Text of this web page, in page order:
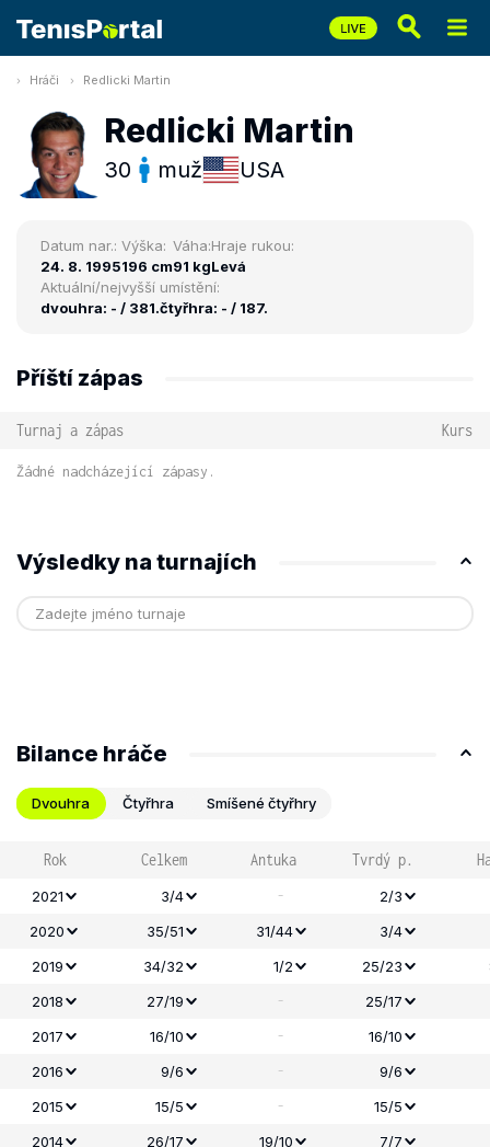
Hráči Redlicki Martin
Redlicki Martin
30 muž USA
Datum nar.:
24. 8. 1995
Výška:
196 cm
Váha:
91 kg
Hraje rukou:
Levá
Aktuální/nejvyšší umístění:
dvouhra: - / 381.čtyřhra: - / 187.
Příští zápas
Turnaj a zápas Kurs
Žádné nadcházející zápasy.
Výsledky na turnajích
Bilance hráče
Dvouhra Čtyřhra Smíšené čtyřhry
Rok Celkem Antuka Tvrdý p.
2021 3/4 -
2/3
2020
35/51 31/44
3/4
2019
34/32 1/2 25/23
2018
27/19 - 25/17
2017
16/10 -
16/10
2016
9/6 -
9/6
2015
15/5 -
15/5
2014
26/17 19/10
7/7